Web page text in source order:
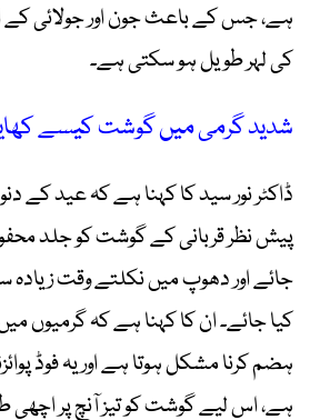
ہے، جس کے باعث جون اور جولائی کے
کی لہر طویل ہو سکتی ہے۔
شدید گرمی میں گوشت کیسے
ڈاکٹر نور سید کا کہنا ہے کہ عید کے
پیش نظر قربانی کے گوشت کو جلد
جائے اور دھوپ میں نکلتے وقت زیادہ
کیا جائے۔ ان کا کہنا ہے کہ گرمیوں
ہضم کرنا مشکل ہوتا ہے اور یہ فوڈ
ہے، اس لیے گوشت کو تیز آنچ پر اچھی